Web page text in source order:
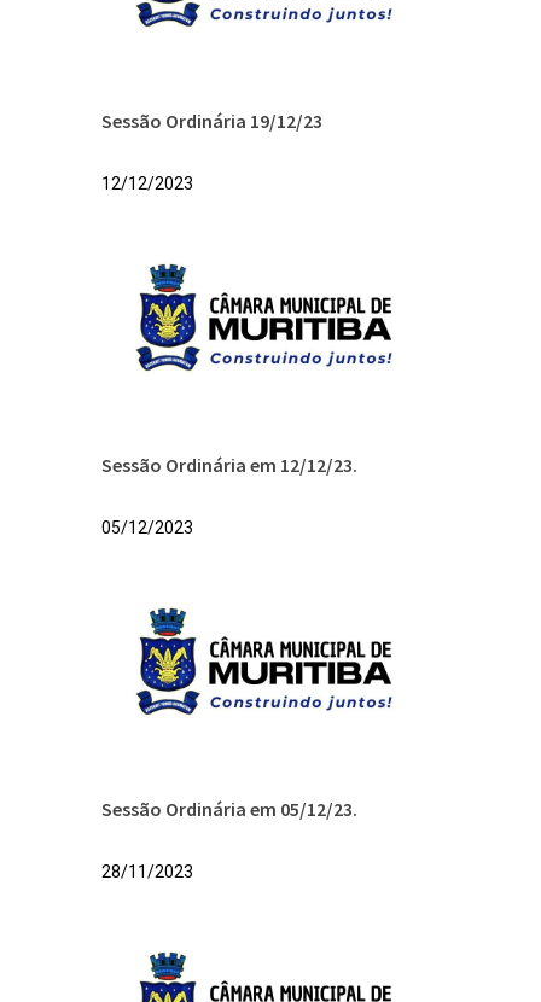
Sessão Ordinária 19/12/23
12/12/2023
Sessão Ordinária em 12/12/23.
05/12/2023
Sessão Ordinária em 05/12/23.
28/11/2023